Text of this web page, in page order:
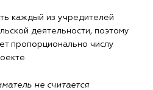
каждый из учредителей
деятельности, поэтому
пропорционально числу
не считается